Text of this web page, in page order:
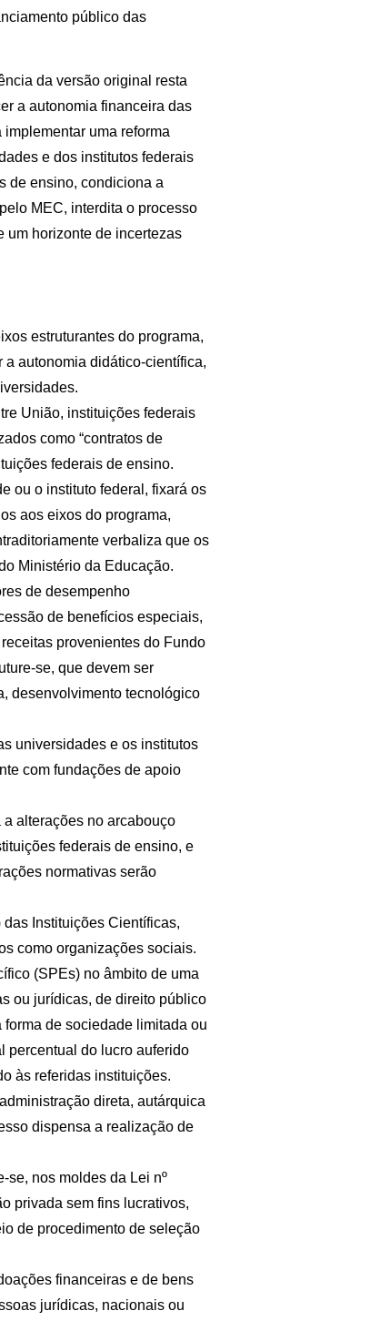
público das
da versão original resta
a autonomia financeira das
uma reforma
e dos institutos federais
de ensino, condiciona a
MEC, interdita o processo
um horizonte de incertezas
estruturantes do programa,
autonomia didático-científica,
União, instituições federais
como “contratos de
federais de ensino.
ou o instituto federal, fixará os
aos eixos do programa,
verbaliza que os
Ministério da Educação.
de desempenho
de benefícios especiais,
provenientes do Fundo
se, que devem ser
desenvolvimento tecnológico
universidades e os institutos
com fundações de apoio
alterações no arcabouço
federais de ensino, e
normativas serão
Instituições Científicas,
como organizações sociais.
(SPEs) no âmbito de uma
ou jurídicas, de direito público
de sociedade limitada ou
percentual do lucro auferido
às referidas instituições.
direta, autárquica
dispensa a realização de
se, nos moldes da Lei nº
privada sem fins lucrativos,
de procedimento de seleção
financeiras e de bens
jurídicas, nacionais ou